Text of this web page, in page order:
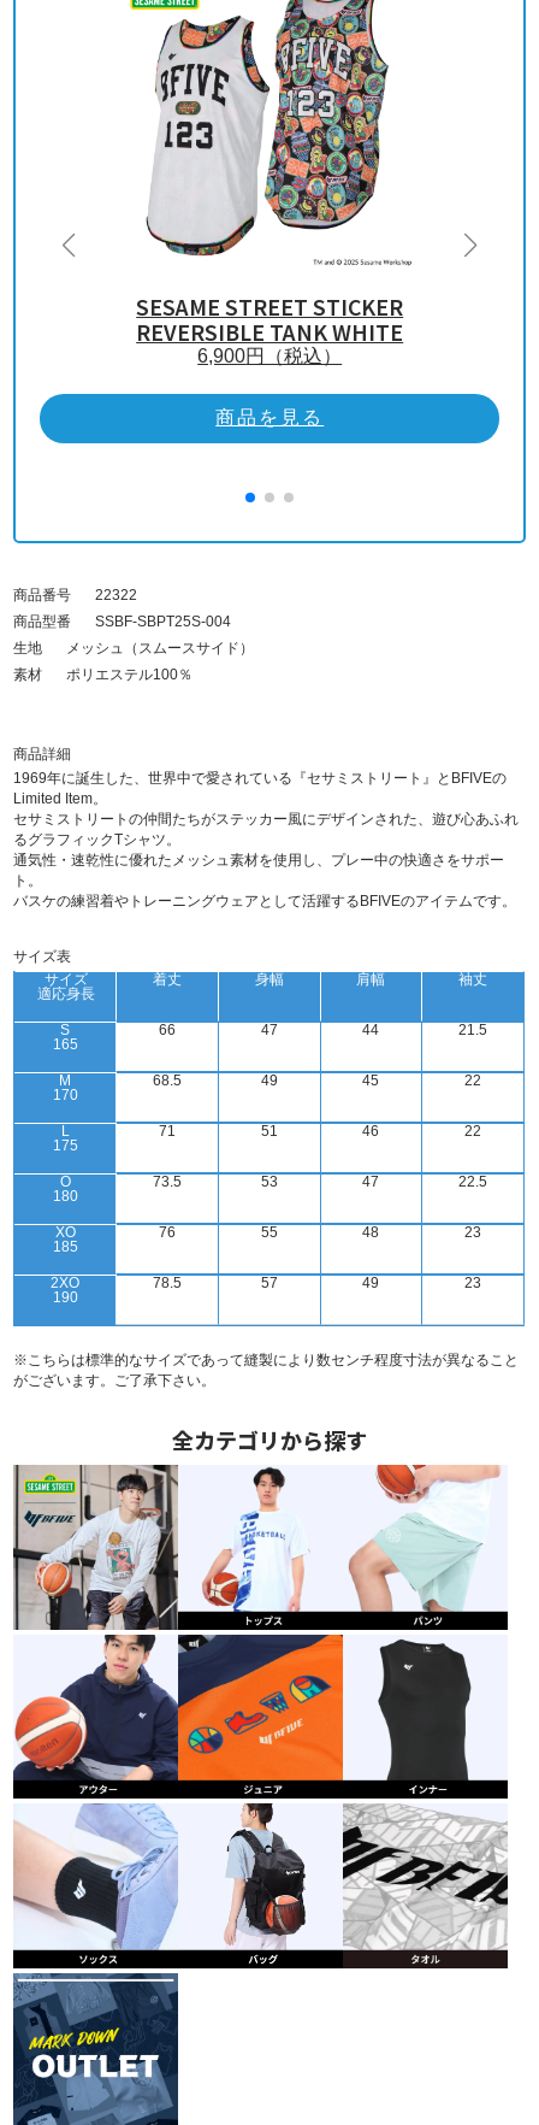
SESAME STREET STICKER
REVERSIBLE TANK WHITE
6,900円（税込）
商品を見る
商品番号
22322
商品型番
SSBF-SBPT25S-004
生地
メッシュ（スムースサイド）
素材
ポリエステル100％
商品詳細
1969年に誕生した、世界中で愛されている『セサミストリート』とBFIVEの
Limited Item。
セサミストリートの仲間たちがステッカー風にデザインされた、遊び心あふれ
るグラフィックTシャツ。
通気性・速乾性に優れたメッシュ素材を使用し、プレー中の快適さをサポー
ト。
バスケの練習着やトレーニングウェアとして活躍するBFIVEのアイテムです。
サイズ表
サイズ
適応身長
S
165
M
170
L
175
O
180
XO
185
2XO
190
着丈
66
68.5
71
73.5
76
78.5
身幅
47
49
51
53
55
57
肩幅
44
45
46
47
48
49
袖丈
21.5
22
22
22.5
23
23
※こちらは標準的なサイズであって縫製により数センチ程度寸法が異なること
がございます。ご了承下さい。
全カテゴリから探す